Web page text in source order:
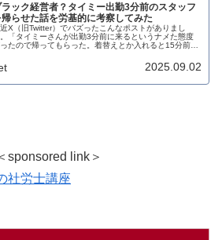
ラック経営者？タイミー出勤3分前のスタッフ
帰らせた話を労基的に考察してみた
X（旧Twitter）でバズったこんなポストがありまし
「タイミーさんが出勤3分前に来るというナメた態度
たので帰ってもらった。着替えとか入れると15分前に
2025.09.02
sponsored link＞
社労士講座